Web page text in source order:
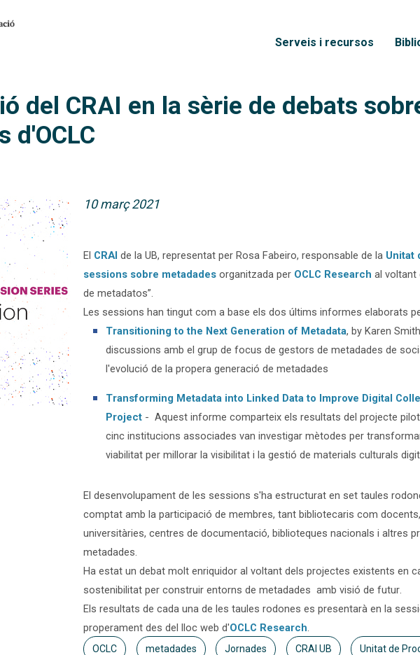
Menú principal
Serveis i recursos
del CRAI en la sèrie de debats
d'OCLC
10 març 2021
El CRAI de la UB, representat per Rosa Fabeiro, responsable de la Unitat
sessions sobre metadades organitzada per OCLC Research al voltant
de metadatos”.
Les sessions han tingut com a base els dos últims informes elaborats
Transitioning to the Next Generation of Metadata, by Karen
discussions amb el grup de focus de gestors de metadades de
l'evolució de la propera generació de metadades
Transforming Metadata into Linked Data to Improve Digital
Project - Aquest informe comparteix els resultats del projecte pilot
cinc institucions associades van investigar mètodes per
viabilitat per millorar la visibilitat i la gestió de materials culturals
El desenvolupament de les sessions s'ha estructurat en set taules
comptat amb la participació de membres, tant bibliotecaris com
universitàries, centres de documentació, biblioteques nacionals i altres
metadades.
Ha estat un debat molt enriquidor al voltant dels projectes existents en
sostenibilitat per construir entorns de metadades amb visió de futur.
Els resultats de cada una de les taules rodones es presentarà en la
properament des del lloc web d'OCLC Research.
OCLC metadades Jornades CRAI UB Unitat de